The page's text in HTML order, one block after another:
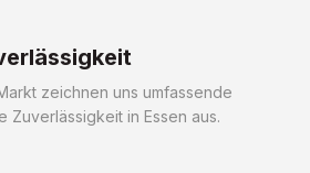
zeichnen uns umfassende
Zuverlässigkeit in Essen aus.